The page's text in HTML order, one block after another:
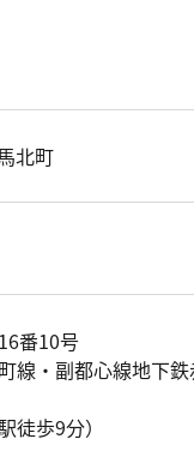
北町
番10号
線・副都心線地下
徒歩9分）